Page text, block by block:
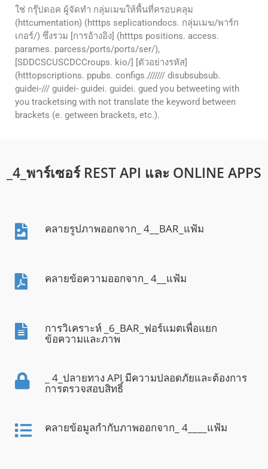
ใช่ กรุ๊ปดอค ผู้จัดทํา กลุ่มเมฆให้พื้นที่ครอบคลุม
(httcumentation) (htttps seplicationdocs. กลุ่มเมฆ/พาร์ก
เกอร์/) ซึ่งรวม [การอ้างอิง] (htttps positions. access.
parames. parcess/ports/ports/ser/),
[SDDCSCUSCDCCroups. kio/] [ตัวอย่างรหัส]
(htttopscriptions. ppubs. configs./////// disubsubsub.
guidei-/// guidei- guidei. guidei. gued you betweeting with
you tracketsing with not translate the keyword between
brackets (e. getween brackets, etc.).
_4_พาร์เซอร์ REST API และ ONLINE APPS
คลายรูปภาพออกจาก_ 4__BAR_แฟ้ม
คลายข้อความออกจาก_ 4__แฟ้ม
การวิเคราะห์ _6_BAR_ฟอร์แมตเพื่อแยก
ข้อความและภาพ
_ 4_ปลายทาง API มีความปลอดภัยและต้องการ
การตรวจสอบสิทธิ์
คลายข้อมูลกํากับภาพออกจาก_ 4____แฟ้ม